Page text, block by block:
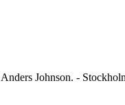
Johnson. -